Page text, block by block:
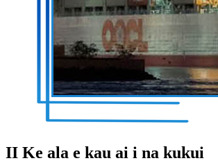
II Ke ala e kau ai i na kukui